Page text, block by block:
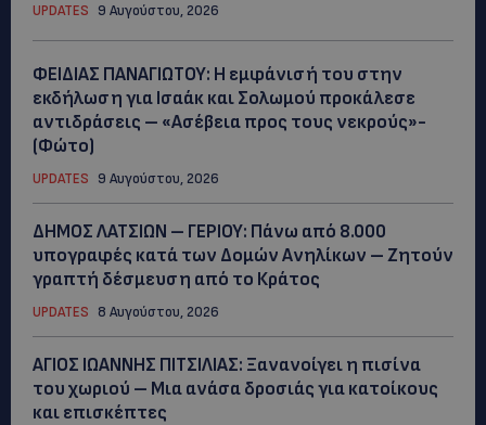
UPDATES 9 Αυγούστου, 2026
ΦΕΙΔΙΑΣ ΠΑΝΑΓΙΩΤΟΥ: Η εμφάνισή του στην
εκδήλωση για Ισαάκ και Σολωμού προκάλεσε
αντιδράσεις – «Ασέβεια προς τους νεκρούς»-
(Φώτο)
UPDATES 9 Αυγούστου, 2026
ΔΗΜΟΣ ΛΑΤΣΙΩΝ – ΓΕΡΙΟΥ: Πάνω από 8.000
υπογραφές κατά των Δομών Ανηλίκων – Ζητούν
γραπτή δέσμευση από το Κράτος
UPDATES 8 Αυγούστου, 2026
ΑΓΙΟΣ ΙΩΑΝΝΗΣ ΠΙΤΣΙΛΙΑΣ: Ξανανοίγει η πισίνα
του χωριού – Μια ανάσα δροσιάς για κατοίκους
και επισκέπτες